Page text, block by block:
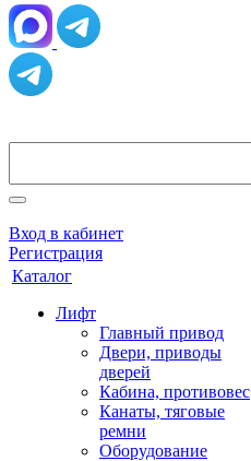
Вход в кабинет
Регистрация
Каталог
Лифт
Главный привод
Двери, приводы
дверей
Кабина, противовес
Канаты, тяговые
ремни
Оборудование